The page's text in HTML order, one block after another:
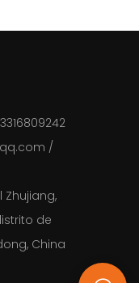
/
de
China